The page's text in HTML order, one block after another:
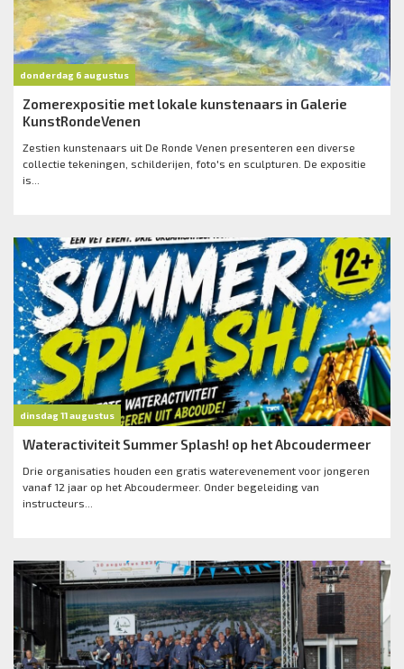
donderdag 6 augustus
Zomerexpositie met lokale kunstenaars in Galerie
KunstRondeVenen
Zestien kunstenaars uit De Ronde Venen presenteren een diverse
collectie tekeningen, schilderijen, foto's en sculpturen. De expositie
is...
dinsdag 11 augustus
Wateractiviteit Summer Splash! op het Abcoudermeer
Drie organisaties houden een gratis waterevenement voor jongeren
vanaf 12 jaar op het Abcoudermeer. Onder begeleiding van
instructeurs...